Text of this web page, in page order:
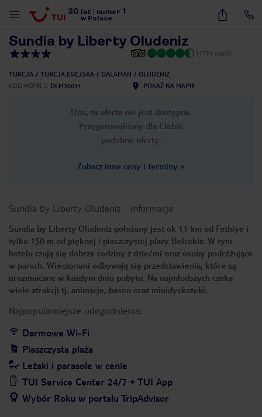
30 lat numer 1
w Polsce
32
Sundia by Liberty Oludeniz
(1731 opinii)
TURCJA TURCJA EGEJSKA DALAMAN
OLUDENIZ
KOD HOTELU DLM30011 POKAŻ NA MAPIE
Ups, ta oferta nie jest dostępna.
Przygotowaliśmy dla Ciebie
podobne oferty:
Zobacz inne ceny i terminy »
Sundia by Liberty Oludeniz - informacje
Sundia by Liberty Oludeniz położony jest ok 13 km od Fethiye i
tylko 150 m od pięknej i piaszczystej plaży Belcekiz. W tym
hotelu czują się dobrze rodziny z dziećmi oraz osoby podróżujące
w parach. Wieczorami odbywają się przedstawienia, które są
urozmaicane w każdym dniu pobytu. Na najmłodszych czeka
wiele atrakcji tj. animacje, basen oraz minidyskoteki.
Najpopularniejsze udogodnienia:
Darmowe Wi-Fi
Piaszczysta plaża
Leżaki i parasole w cenie
TUI Service Center 24/7 + TUI App
Wybór Roku w portalu TripAdvisor